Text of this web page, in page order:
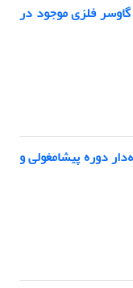
فلزی موجود در
دوره پیشامغولی و